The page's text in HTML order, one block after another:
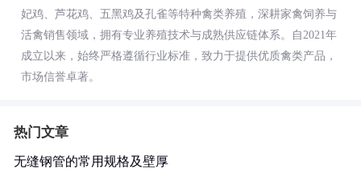
妃鸡、芦花鸡、五黑鸡及孔雀等特种禽类养殖，深耕家禽饲养与
活禽销售领域，拥有专业养殖技术与成熟供应链体系。自2021年
成立以来，始终严格遵循行业标准，致力于提供优质禽类产品，
市场信誉卓著。
热门文章
无缝钢管的常用规格及壁厚